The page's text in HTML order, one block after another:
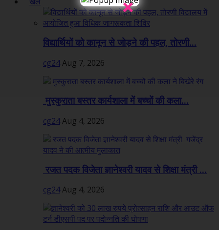
विद्यार्थियों को कानून से जोड़ने की पहल, तोरणी...
cg24Aug 7, 2026
मुस्कुराता बस्तर कार्यशाला में बच्चों की कला...
cg24Aug 4, 2026
रजत पदक विजेता ज्ञानेश्वरी यादव से शिक्षा मंत्री ...
cg24Aug 4, 2026
×